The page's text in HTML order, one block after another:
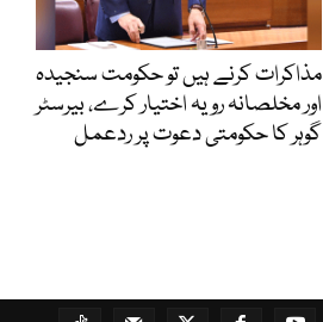
مذاکرات کرنے ہیں تو حکومت سنجیدہ
اور مخلصانہ رویہ اختیار کرے، بیرسٹر
گوہر کا حکومتی دعوت پر ردعمل